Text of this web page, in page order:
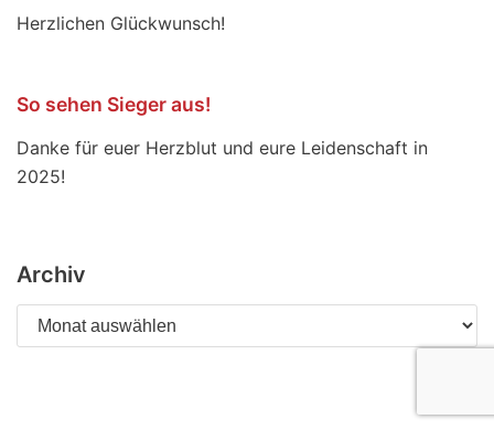
Herzlichen Glückwunsch!
So sehen Sieger aus!
Danke für euer Herzblut und eure Leidenschaft in
2025!
Archiv